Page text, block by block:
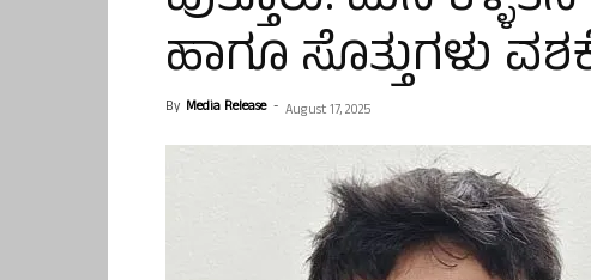
ಹಾಗೂ ಸೊತ್ತುಗಳು
By Media Release - August 17, 2025